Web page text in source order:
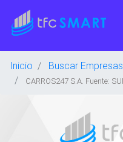
Inicio Buscar Empresas
CARROS247 S.A. Fuente: